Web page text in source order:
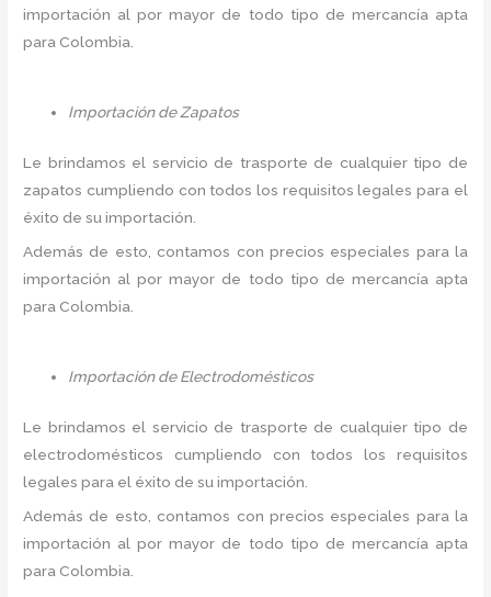
importación al por mayor de todo tipo de mercancía apta
para Colombia.
Importación de Zapatos
Le brindamos el servicio de trasporte de cualquier tipo de
zapatos cumpliendo con todos los requisitos legales para el
éxito de su importación.
Además de esto, contamos con precios especiales para la
importación al por mayor de todo tipo de mercancía apta
para Colombia.
Importación de Electrodomésticos
Le brindamos el servicio de trasporte de cualquier tipo de
electrodomésticos cumpliendo con todos los requisitos
legales para el éxito de su importación.
Además de esto, contamos con precios especiales para la
importación al por mayor de todo tipo de mercancía apta
para Colombia.